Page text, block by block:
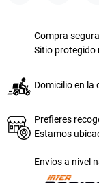
Compra segura
Sitio protegido
Domicilio en la
Prefieres
Estamos
Envíos a nivel